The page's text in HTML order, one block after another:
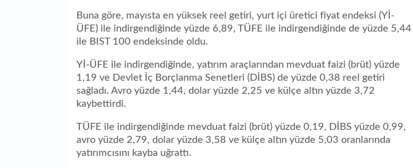
Buna göre, mayısta en yüksek reel getiri, yurt içi üretici fiyat endeksi (Yİ-
ÜFE) ile indirgendiğinde yüzde 6,89, TÜFE ile indirgendiğinde de yüzde 5,44
ile BIST 100 endeksinde oldu.
Yİ-ÜFE ile indirgendiğinde, yatırım araçlarından mevduat faizi (brüt) yüzde
1,19 ve Devlet İç Borçlanma Senetleri (DİBS) de yüzde 0,38 reel getiri
sağladı. Avro yüzde 1,44, dolar yüzde 2,25 ve külçe altın yüzde 3,72
kaybettirdi.
TÜFE ile indirgendiğinde mevduat faizi (brüt) yüzde 0,19, DİBS yüzde 0,99,
avro yüzde 2,79, dolar yüzde 3,58 ve külçe altın yüzde 5,03 oranlarında
yatırımcısını kayba uğrattı.